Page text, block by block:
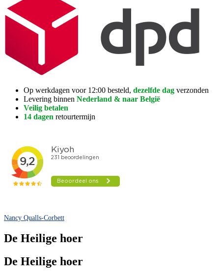
Op werkdagen voor 12:00 besteld, dezelfde dag verzonden
Levering binnen Nederland & naar België
Veilig betalen
14 dagen retourtermijn
Nancy Qualls-Corbett
De Heilige hoer
De Heilige hoer